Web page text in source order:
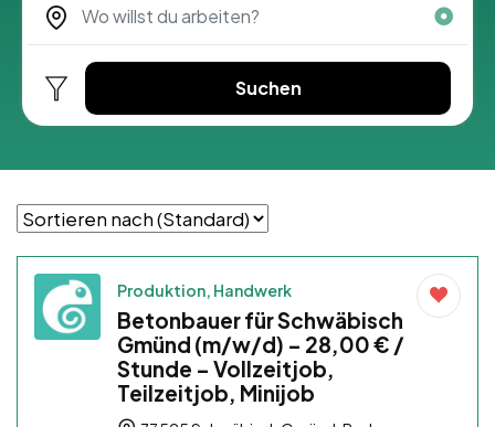
Suchen
Produktion, Handwerk
Betonbauer für Schwäbisch
Gmünd (m/w/d) – 28,00 € /
Stunde – Vollzeitjob,
Teilzeitjob, Minijob